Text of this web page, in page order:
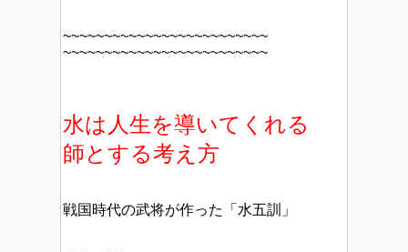
~~~~~~~~~~~~~~~~~~~~~~~~~
~~~~~~~~~~~~~~~~~~~~~~~~~
水は人生を導いてくれる
師とする考え方
戦国時代の武将が作った「水五訓」